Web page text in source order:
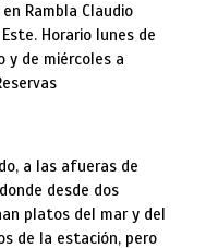
Rambla Claudio
Horario lunes de
y de miércoles a
a las afueras de
desde dos
platos del mar y del
de la estación, pero